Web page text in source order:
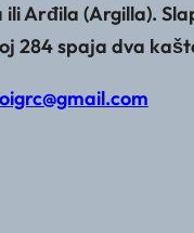
Arđila (Argilla).
284 spaja dva